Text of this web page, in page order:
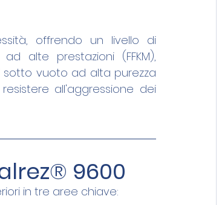
offrendo un livello di
alte prestazioni (FFKM),
vuoto ad alta purezza
all'aggressione dei
9600
in tre aree chiave: